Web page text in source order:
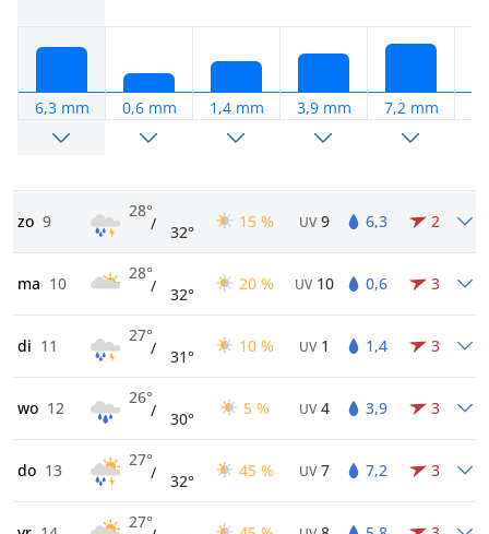
6,3 mm 0,6 mm 1,4 mm 3,9 mm 7,2 mm
zo 9
28°
/ 32°
15 % UV 9 6,3 2
ma 10
28°
/ 32°
20 % UV 10 0,6 3
di 11
27°
/ 31°
10 % UV 1 1,4 3
wo 12
26°
/ 30°
5 % UV 4 3,9 3
do 13
27°
/ 32°
45 % UV 7 7,2 3
27°